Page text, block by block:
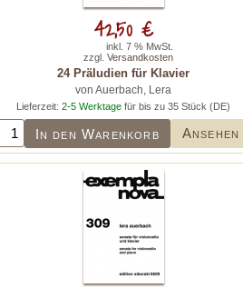
24 Präludien für Klavier
von Auerbach, Lera
Lieferzeit: 2-5 Werktagefür bis zu 35 Stück (DE)
In den Warenkorb Ansehen
42,50 €
inkl. 7 % MwSt.
zzgl. Versandkosten